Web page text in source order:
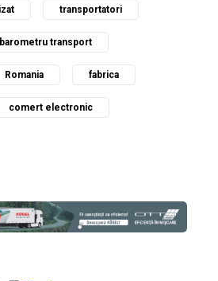
transportatori
barometru transport
Romania fabrica
comert electronic